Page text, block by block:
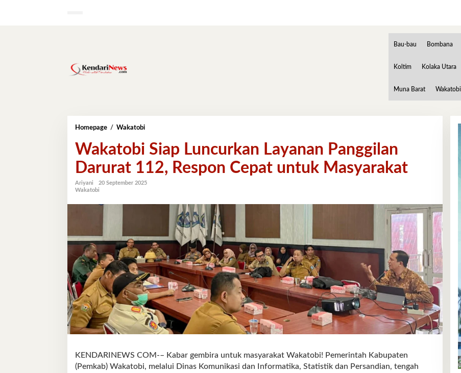
Bau-bau Bombana
Koltim Kolaka Utara
Muna Barat Wakatobi
Homepage / WakatobiWakatobi
Luncurkan
Layanan
Panggilan
Darurat
112,
Masyarakat
Wakatobi Siap Luncurkan Layanan Panggilan
Darurat 112, Respon Cepat untuk Masyarakat
Ariyani
20 September 2025
Wakatobi
KENDARINEWS COM-– Kabar gembira untuk masyarakat Wakatobi! Pemerintah Kabupaten
(Pemkab) Wakatobi, melalui Dinas Komunikasi dan Informatika, Statistik dan Persandian, tengah